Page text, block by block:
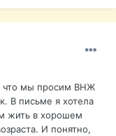
что мы просим ВНЖ
В письме я хотела
жить в хорошем
И понятно,